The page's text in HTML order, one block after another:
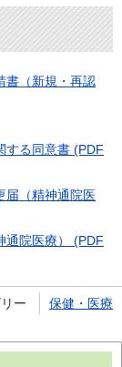
書（新規・再認
する同意書 (PDF
届（精神通院医
通院医療） (PDF
ー 保健・医療